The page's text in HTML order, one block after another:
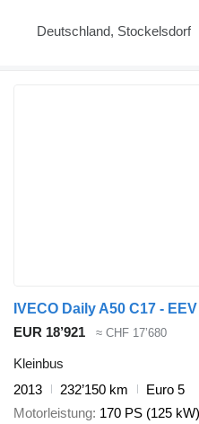
Deutschland, Stockelsdorf
IVECO Daily A50 C17 -
EUR 18’921
≈ CHF 17’680
Kleinbus
2013
232’150 km
Euro 5
Motorleistung 170 PS (125 kW)